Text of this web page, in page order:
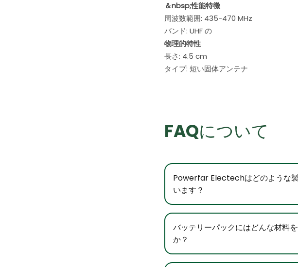
＆nbsp;性能特徴
周波数範囲: 435-470 MHz
バンド: UHF の
物理的特性
長さ: 4.5 cm
タイプ: 短い固体アンテナ
FAQについて
Powerfar Electechはどのような
います？
バッテリーパックにはどんな材料
か？